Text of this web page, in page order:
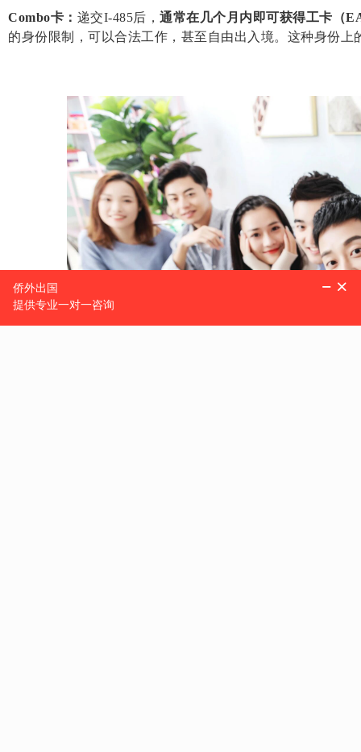
Combo卡： 递交I-485后， 通常在几个月内即可获得工卡（
的身份限制，可以合法工作，甚至自由出入境。这种身份